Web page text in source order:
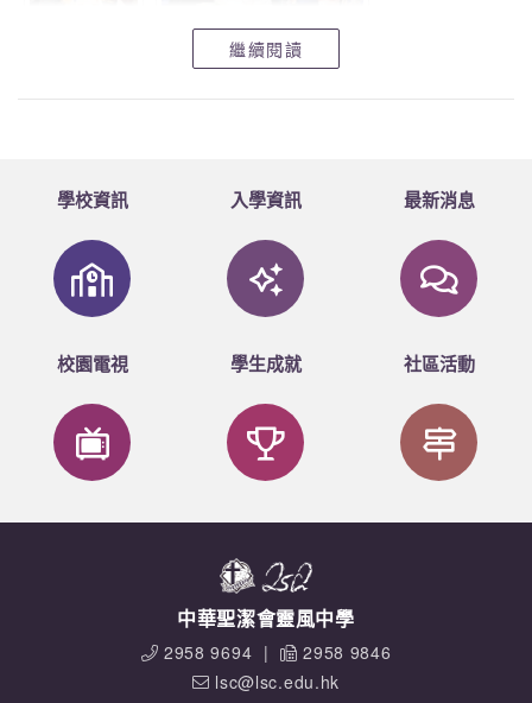
繼續閱讀
學校資訊 入學資訊 最新消息
校園電視 學生成就 社區活動
中華聖潔會靈風中學
2958 9694 |
2958 9846
lsc@lsc.edu.hk